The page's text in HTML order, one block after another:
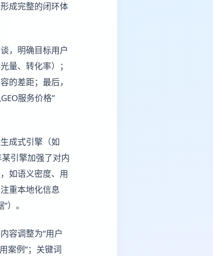
成完整的闭环体
，明确目标用户
量、转化率）；
的差距；最后，
服务价格”
成式引擎（如
引擎加强了对内
如语义密度、用
重本地化信息
）。
容调整为“用户
案例”；关键词